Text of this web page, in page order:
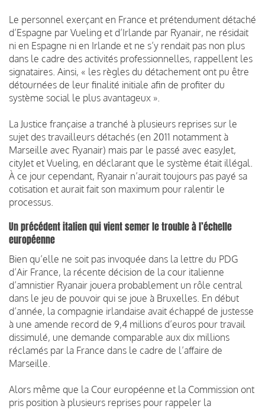
Le personnel exerçant en France et prétendument détaché
d’Espagne par Vueling et d’Irlande par Ryanair, ne résidait
ni en Espagne ni en Irlande et ne s’y rendait pas non plus
dans le cadre des activités professionnelles, rappellent les
signataires. Ainsi, « les règles du détachement ont pu être
détournées de leur finalité initiale afin de profiter du
système social le plus avantageux ».
La Justice française a tranché à plusieurs reprises sur le
sujet des travailleurs détachés (en 2011 notamment à
Marseille avec Ryanair) mais par le passé avec easyJet,
cityJet et Vueling, en déclarant que le système était illégal.
À ce jour cependant, Ryanair n’aurait toujours pas payé sa
cotisation et aurait fait son maximum pour ralentir le
processus.
Un précédent italien qui vient semer le trouble à l’échelle
européenne
Bien qu’elle ne soit pas invoquée dans la lettre du PDG
d’Air France, la récente décision de la cour italienne
d’amnistier Ryanair jouera probablement un rôle central
dans le jeu de pouvoir qui se joue à Bruxelles. En début
d’année, la compagnie irlandaise avait échappé de justesse
à une amende record de 9,4 millions d’euros pour travail
dissimulé, une demande comparable aux dix millions
réclamés par la France dans le cadre de l’affaire de
Marseille.
Alors même que la Cour européenne et la Commission ont
pris position à plusieurs reprises pour rappeler la